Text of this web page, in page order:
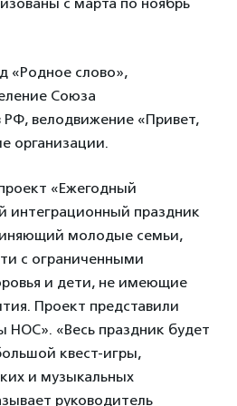
«Родное слово»,
Союза
РФ, велодвижение «Привет,
организации.
«Ежегодный
интеграционный праздник
молодые семьи,
с ограниченными
и дети, не имеющие
Проект представили
НОС». «Весь праздник будет
квест-игры,
и музыкальных
руководитель